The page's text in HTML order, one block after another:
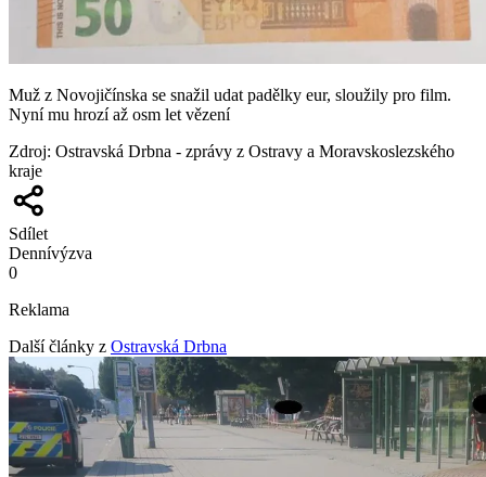
Muž z Novojičínska se snažil udat padělky eur, sloužily pro film.
Nyní mu hrozí až osm let vězení
Zdroj: Ostravská Drbna - zprávy z Ostravy a Moravskoslezského
kraje
Sdílet
Dennívýzva
0
Reklama
Další články z Ostravská Drbna